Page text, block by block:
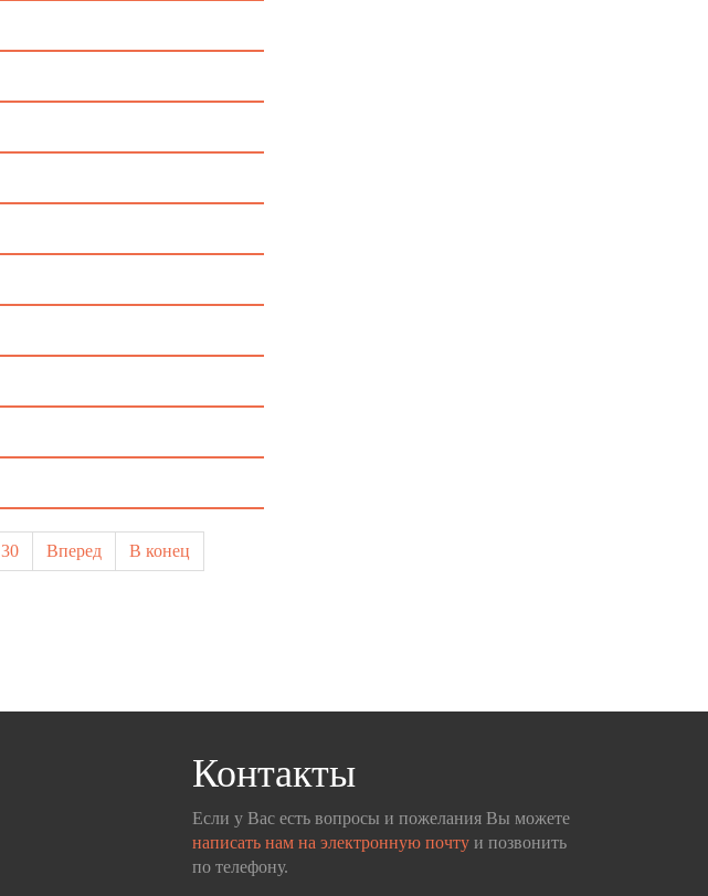
30 Вперед В конец
Контакты
Если у Вас есть вопросы и пожелания Вы можете
написать нам на электронную почту и позвонить
по телефону.